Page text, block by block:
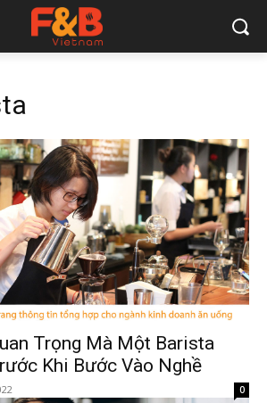
Trọng Mà Một Barista
Khi Bước Vào Nghề
0